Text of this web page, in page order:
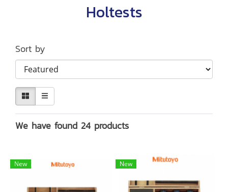
Holtests
Sort by
We have found 24 products
New New